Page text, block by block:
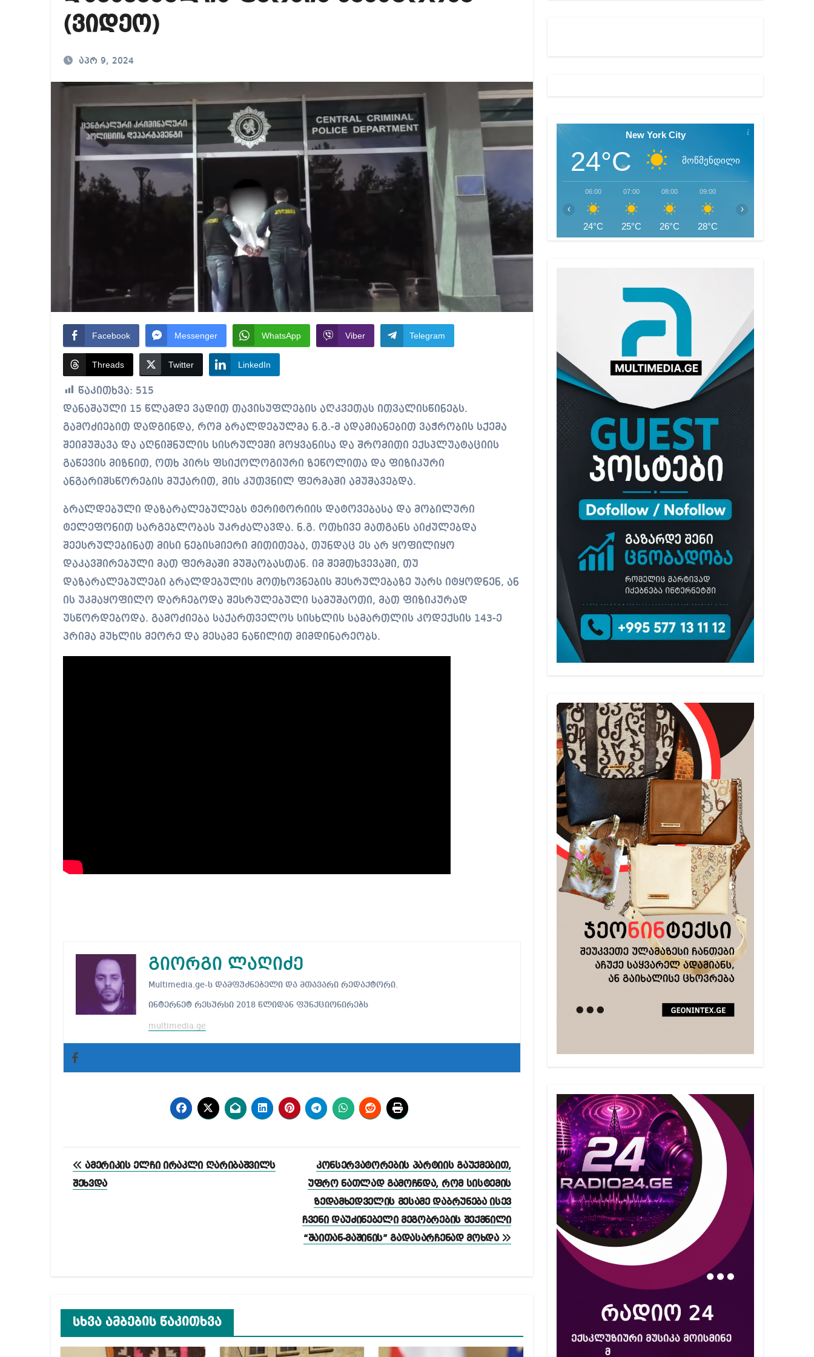
(ვიდეო)
აპრ 9, 2024
Facebook Messenger WhatsApp Viber Telegram
Threads Twitter LinkedIn
წაკითხვა: 515
დანაშაული 15 წლამდე ვადით თავისუფლების აღკვეთას ითვალისწინებს.
გამოძიებით დადგინდა, რომ ბრალდებულმა ნ.გ.-მ ადამიანებით ვაჭრობის სქემა
შეიმუშავა და აღნიშნულის სისრულეში მოყვანისა და შრომითი ექსპლუატაციის
გაწევის მიზნით, ოთხ პირს ფსიქოლოგიური ზეწოლითა და ფიზიკური
ანგარიშსწორების მუქარით, მის კუთვნილ ფერმაში ამუშავებდა.
ბრალდებული დაზარალებულებს ტერიტორიის დატოვებასა და მობილური
ტელეფონით სარგებლობას უკრძალავდა. ნ.გ. ოთხივე მათგანს აიძულებდა
შეესრულებინათ მისი ნებისმიერი მითითება, თუნდაც ეს არ ყოფილიყო
დაკავშირებული მათ ფერმაში მუშაობასთან. იმ შემთხვევაში, თუ
დაზარალებულები ბრალდებულის მოთხოვნების შესრულებაზე უარს იტყოდნენ, ან
ის უკმაყოფილო დარჩებოდა შესრულებული სამუშაოთი, მათ ფიზიკურად
უსწორდებოდა. გამოძიება საქართველოს სისხლის სამართლის კოდექსის 143-ე
პრიმა მუხლის მეორე და მესამე ნაწილით მიმდინარეობს.
გიორგი ლაღიძე
Multimedia.ge-ს დამფუძნებელი და მთავარი რედაქტორი.
ინტერნეტ რესურსი 2018 წლიდან ფუნქციონირებს
multimedia.ge
პოსტის
ნავიგაცია
ამერიკის ელჩი ირაკლი ღარიბაშვილს
შეხვდა
კონსერვატორების პარტიის გაუქმებით,
უფრო ნათლად გამოჩნდა, რომ სისტემის
ზედამხედველის მესამე დაბრუნება ისევ
ჩვენი დაუძინებელი მეგობრების შექმნილი
“შაითან-მაშინის” გადასარჩენად მოხდა
სხვა ამბების წაკითხვა
New York City
24°C მოწმენდილი
06:00
24°C
07:00
25°C
08:00
26°C
09:00
28°C
‹ ›